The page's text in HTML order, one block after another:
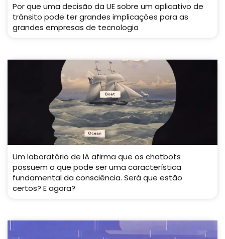
Por que uma decisão da UE sobre um aplicativo de
trânsito pode ter grandes implicações para as
grandes empresas de tecnologia
Um laboratório de IA afirma que os chatbots
possuem o que pode ser uma característica
fundamental da consciência. Será que estão
certos? E agora?